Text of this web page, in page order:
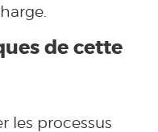
de cette
les processus